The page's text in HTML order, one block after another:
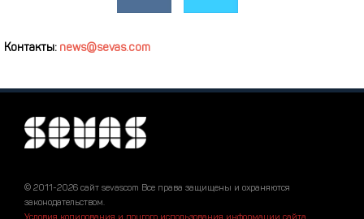
Контакты: news@sevas.com
© 2011-2026 сайт sevascom Все права защищены и охраняются
законодательством.